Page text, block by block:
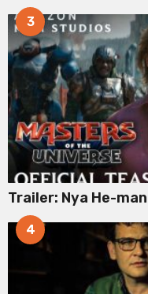
3
Trailer: Nya He-
4